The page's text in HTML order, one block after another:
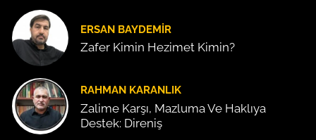
ERSAN BAYDEMIR
Zafer Kimin Hezimet Kimin?
RAHMAN KARANLIK
Zalime Karşı, Mazluma Ve Haklıya
Destek: Direniş